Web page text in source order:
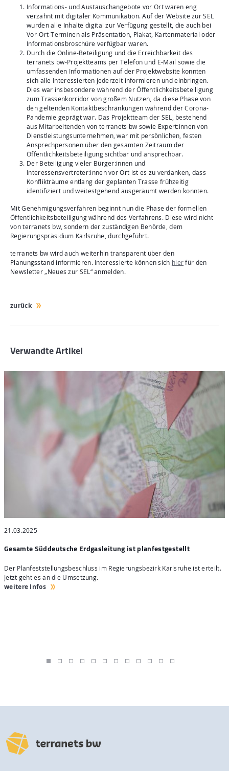
Informations- und Austauschangebote vor Ort waren eng
verzahnt mit digitaler Kommunikation. Auf der Website zur SEL
wurden alle Inhalte digital zur Verfügung gestellt, die auch bei
Vor-Ort-Terminen als Präsentation, Plakat, Kartenmaterial oder
Informationsbroschüre verfügbar waren.
Durch die Online-Beteiligung und die Erreichbarkeit des
terranets bw-Projektteams per Telefon und E-Mail sowie die
umfassenden Informationen auf der Projektwebsite konnten
sich alle Interessierten jederzeit informieren und einbringen.
Dies war insbesondere während der Öffentlichkeitsbeteiligung
zum Trassenkorridor von großem Nutzen, da diese Phase von
den geltenden Kontaktbeschränkungen während der Corona-
Pandemie geprägt war. Das Projektteam der SEL, bestehend
aus Mitarbeitenden von terranets bw sowie Expert:innen von
Dienstleistungsunternehmen, war mit persönlichen, festen
Ansprechpersonen über den gesamten Zeitraum der
Öffentlichkeitsbeteiligung sichtbar und ansprechbar.
Der Beteiligung vieler Bürger:innen und
Interessensvertreter:innen vor Ort ist es zu verdanken, dass
Konflikträume entlang der geplanten Trasse frühzeitig
identifiziert und weitestgehend ausgeräumt werden konnten.
Mit Genehmigungsverfahren beginnt nun die Phase der formellen
Öffentlichkeitsbeteiligung während des Verfahrens. Diese wird nicht
von terranets bw, sondern der zuständigen Behörde, dem
Regierungspräsidium Karlsruhe, durchgeführt.
terranets bw wird auch weiterhin transparent über den
Planungsstand informieren. Interessierte können sich hierfür den
Newsletter „Neues zur SEL“ anmelden.
zurück
Verwandte Artikel
21.03.2025
Gesamte Süddeutsche Erdgasleitung ist planfestgestellt
Der Planfeststellungsbeschluss im Regierungsbezirk Karlsruhe ist erteilt.
Jetzt geht es an die Umsetzung.
weitere Infos